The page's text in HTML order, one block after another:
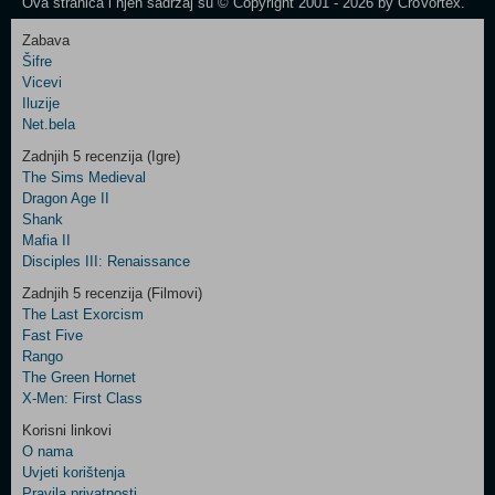
Control
Two
Newsletter
Control
Field
Three
Zabava
Šifre
Vicevi
Iluzije
Net.bela
Zadnjih 5 recenzija (Igre)
The Sims Medieval
Dragon Age II
Shank
Mafia II
Disciples III: Renaissance
Zadnjih 5 recenzija (Filmovi)
The Last Exorcism
Fast Five
Rango
The Green Hornet
X-Men: First Class
Korisni linkovi
O nama
Uvjeti korištenja